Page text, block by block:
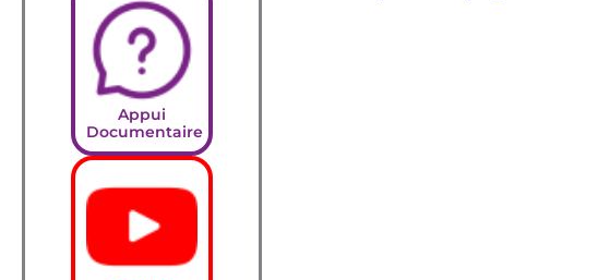
Appui
Documentaire